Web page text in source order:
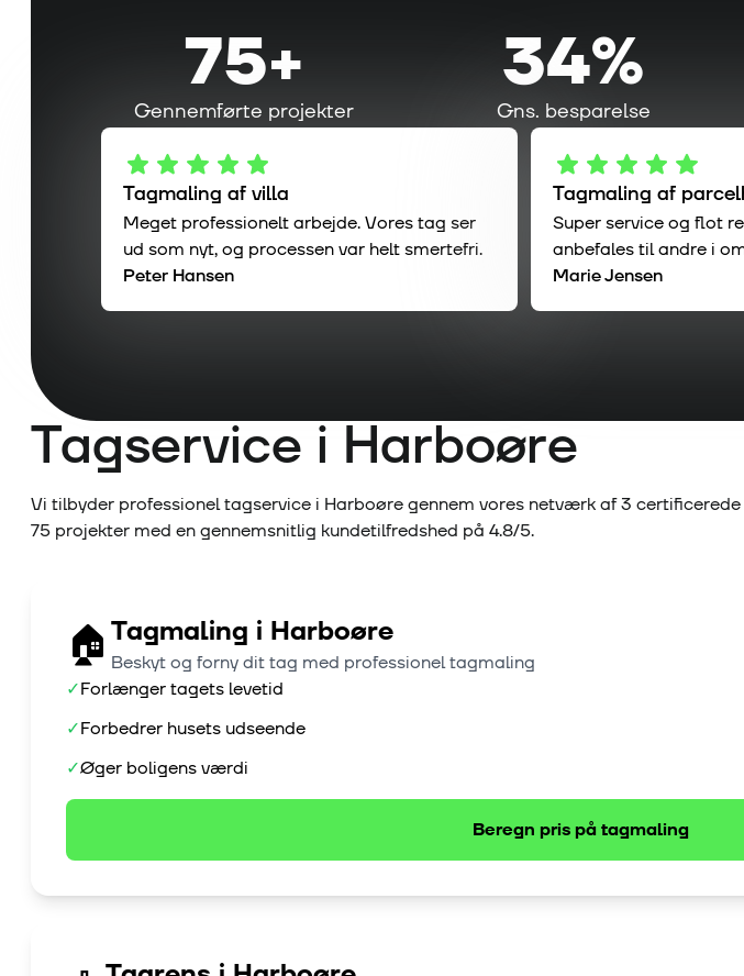
75+
Gennemførte projekter
34%
Gns. besparelse
Tagmaling af villa
Meget professionelt arbejde. Vores tag ser
ud som nyt, og processen var helt smertefri.
Peter Hansen
Tagmaling af
Super service og flot
anbefales til andre i
Marie Jensen
Tagservice i Harboøre
Vi tilbyder professionel tagservice i Harboøregennem vores netværk af3
75 projekter med en gennemsnitlig kundetilfredshed på 4.8/5.
🏠 Tagmaling i Harboøre
Beskyt og forny dit tag med professionel tagmaling
✓Forlænger tagets levetid
✓Forbedrer husets udseende
✓Øger boligens værdi
Beregn pris påtagmaling